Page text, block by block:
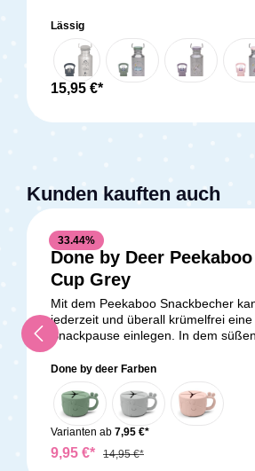
stille, lauwarme oder kühle Getränke
Trinkflasche besitzt zwei verschieden
Trinkverschlüsse: ein praktischen
Schraubverschluss mit
deinem Kind leichtes Tragen oder
Sportverschluss kann dein Kind das
Lässig
15,95 €*
Kunden kauften auch
33.44%
Done by Deer
Cup Grey
Mit dem Peekaboo Snackbecher
jederzeit und überall krümelfrei eine
Snackpause einlegen. In dem
den die Giraffe Raffi ziert, finden
Snacks und Kekse Platz. Auch wenn
einmal umkippt, bleibt alles im
Kinderhände gelangen besonders
die Öffnung. Die Laschen schließen
automatisch wieder, sodass nichts
Das Material ist lebensmittelechtes
Snack Cup ist bruchsicher und
Done by deer Farben
Varianten ab 7,95 €*
9,95 €* 14,95 €*